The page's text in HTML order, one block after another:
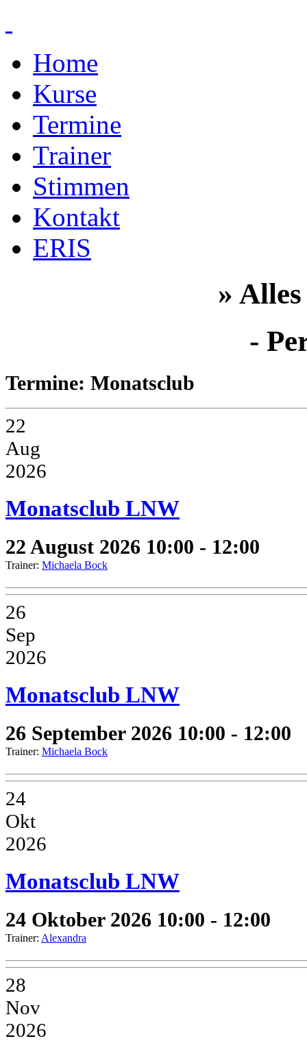
Home
Kurse
Termine
Trainer
Stimmen
Kontakt
ERIS
»
-
Termine: Monatsclub
22
Aug
2026
Monatsclub LNW
22 August 2026 10:00 - 12:00
Trainer: Michaela Bock
26
Sep
2026
Monatsclub LNW
26 September 2026 10:00 - 12:00
Trainer: Michaela Bock
24
Okt
2026
Monatsclub LNW
24 Oktober 2026 10:00 - 12:00
Trainer: Alexandra
28
Nov
2026